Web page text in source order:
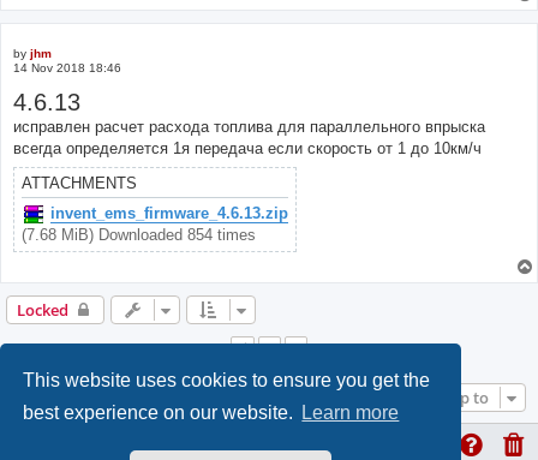
This website uses cookies to ensure you get the
best experience on our website.
Learn more
by jhm
14 Nov 2018 18:46
4.6.13
исправлен расчет расхода топлива для параллельного впрыска
всегда определяется 1я передача если скорость от 1 до 10км/ч
ATTACHMENTS
invent_ems_firmware_4.6.13.zip
(7.68 MiB) Downloaded 854 times
Locked
1 2
Jump to